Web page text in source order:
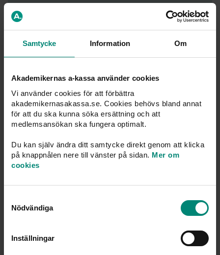
Samtycke Information Om
Akademikernas a-kassa använder cookies
Vi använder cookies för att förbättra
akademikernasakassa.se. Cookies behövs bland annat
för att du ska kunna söka ersättning och att
medlemsansökan ska fungera optimalt.
Du kan själv ändra ditt samtycke direkt genom att klicka
på knappnålen nere till vänster på sidan. Mer om
cookies
Nödvändiga
Inställningar
Du kan få upp till 80 % av din tidigare
inkomst om du förlorar jobbet.
Du kvalificerar dig med arbete upp till sex
år bakåt i tiden.
Du får snabb och personlig service från
Sveriges mest öppna a-kassa.
Ansökan om fortsattmedlemskap
Har vi avslutat ditt medlemskap?
av att vi saknat tre månaders inbetalningar har
medlemskap. Du behöver då fylla i din ansökan
senast månaden efter medlemskapet upphört.